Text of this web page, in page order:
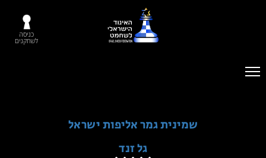
כניסה
לשחקנים
שמינית גמר אליפות ישראל
גל זנד